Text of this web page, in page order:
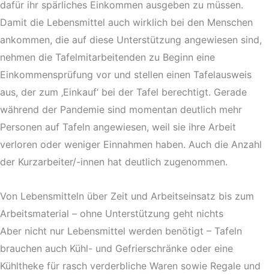
dafür ihr spärliches Einkommen ausgeben zu müssen.
Damit die Lebensmittel auch wirklich bei den Menschen
ankommen, die auf diese Unterstützung angewiesen sind,
nehmen die Tafelmitarbeitenden zu Beginn eine
Einkommensprüfung vor und stellen einen Tafelausweis
aus, der zum ‚Einkauf‘ bei der Tafel berechtigt. Gerade
während der Pandemie sind momentan deutlich mehr
Personen auf Tafeln angewiesen, weil sie ihre Arbeit
verloren oder weniger Einnahmen haben. Auch die Anzahl
der Kurzarbeiter/-innen hat deutlich zugenommen.
Von Lebensmitteln über Zeit und Arbeitseinsatz bis zum
Arbeitsmaterial – ohne Unterstützung geht nichts
Aber nicht nur Lebensmittel werden benötigt – Tafeln
brauchen auch Kühl- und Gefrierschränke oder eine
Kühltheke für rasch verderbliche Waren sowie Regale und